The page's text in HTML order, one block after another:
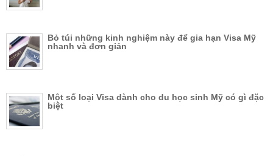
Bỏ túi những kinh nghiệm này để gia hạn Visa Mỹ
nhanh và đơn giản
Một số loại Visa dành cho du học sinh Mỹ có gì đặc
biệt